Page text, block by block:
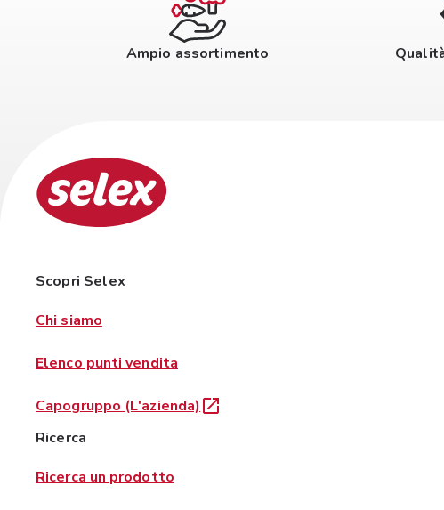
Ampio assortimento
Scopri Selex
Chi siamo
Elenco punti vendita
Capogruppo (L'azienda)
Ricerca
Ricerca un prodotto